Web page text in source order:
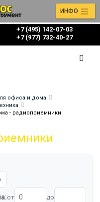
+7 (495) 142-07-03
‎‎+7 (977) 732-40-27
ИНФО
офиса и дома
- радиоприемники
от до